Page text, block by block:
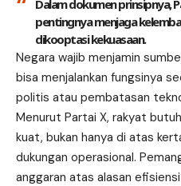
Dalam dokumen prinsipnya,
pentingnya menjaga
dikooptasi kekuasaan.
Negara wajib menjamin
bisa menjalankan fungsinya
politis atau pembatasan
Menurut Partai X, rakyat
kuat, bukan hanya di atas
dukungan operasional.
anggaran atas alasan